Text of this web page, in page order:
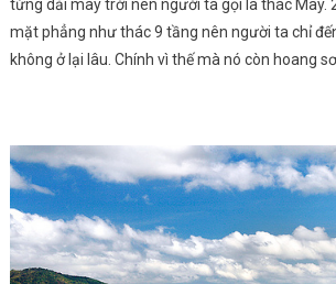
từng dải mây trời nên người ta gọi là thác Mây.
mặt phẳng như thác 9 tầng nên người ta chỉ
không ở lại lâu. Chính vì thế mà nó còn hoang